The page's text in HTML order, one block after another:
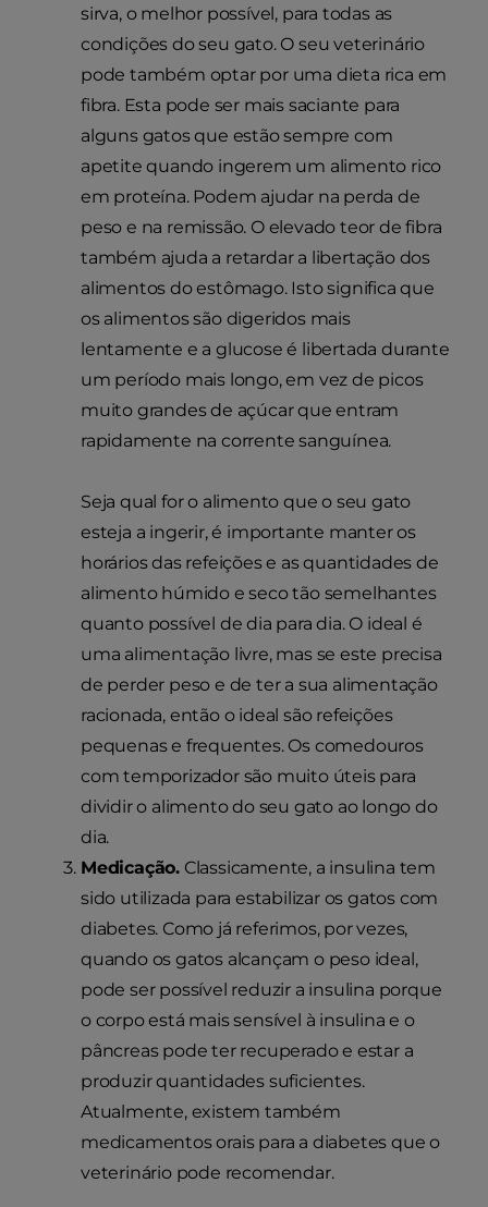
sirva, o melhor possível, para todas as
condições do seu gato. O seu veterinário
pode também optar por uma dieta rica em
fibra. Esta pode ser mais saciante para
alguns gatos que estão sempre com
apetite quando ingerem um alimento rico
em proteína. Podem ajudar na perda de
peso e na remissão. O elevado teor de fibra
também ajuda a retardar a libertação dos
alimentos do estômago. Isto significa que
os alimentos são digeridos mais
lentamente e a glucose é libertada durante
um período mais longo, em vez de picos
muito grandes de açúcar que entram
rapidamente na corrente sanguínea.
Seja qual for o alimento que o seu gato
esteja a ingerir, é importante manter os
horários das refeições e as quantidades de
alimento húmido e seco tão semelhantes
quanto possível de dia para dia. O ideal é
uma alimentação livre, mas se este precisa
de perder peso e de ter a sua alimentação
racionada, então o ideal são refeições
pequenas e frequentes. Os comedouros
com temporizador são muito úteis para
dividir o alimento do seu gato ao longo do
dia.
Medicação. Classicamente, a insulina tem
sido utilizada para estabilizar os gatos com
diabetes. Como já referimos, por vezes,
quando os gatos alcançam o peso ideal,
pode ser possível reduzir a insulina porque
o corpo está mais sensível à insulina e o
pâncreas pode ter recuperado e estar a
produzir quantidades suficientes.
Atualmente, existem também
medicamentos orais para a diabetes que o
veterinário pode recomendar.